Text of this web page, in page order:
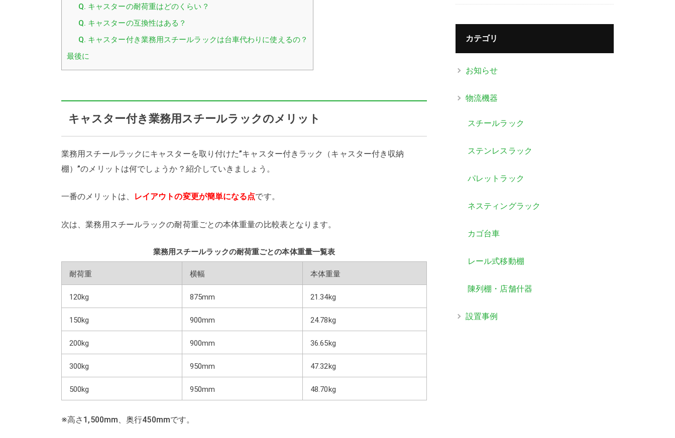
Q. キャスターの耐荷重はどのくらい？
Q. キャスターの互換性はある？
Q. キャスター付き業務用スチールラックは台車代わりに使えるの？
最後に
キャスター付き業務用スチールラックのメリット
業務用スチールラックにキャスターを取り付けた”キャスター付きラック（キャスター付き収納
棚）”のメリットは何でしょうか？紹介していきましょう。
一番のメリットは、 レイアウトの変更が簡単になる点です。
次は、業務用スチールラックの耐荷重ごとの本体重量の比較表となります。
業務用スチールラックの耐荷重ごとの本体重量一覧表
耐荷重 横幅 本体重量
120kg 875mm 21.34kg
150kg 900mm 24.78kg
200kg 900mm 36.65kg
300kg 950mm 47.32kg
500kg 950mm 48.70kg
※高さ1,500mm、奥行450mmです。
カテゴリ
お知らせ
物流機器
スチールラック
ステンレスラック
パレットラック
ネスティングラック
カゴ台車
レール式移動棚
陳列棚・店舗什器
設置事例